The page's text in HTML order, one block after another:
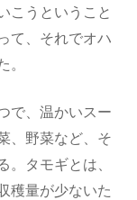
こうということ
て、それでオハ
で、温かいスー
、野菜など、そ
タモギとは、
穫量が少ないた